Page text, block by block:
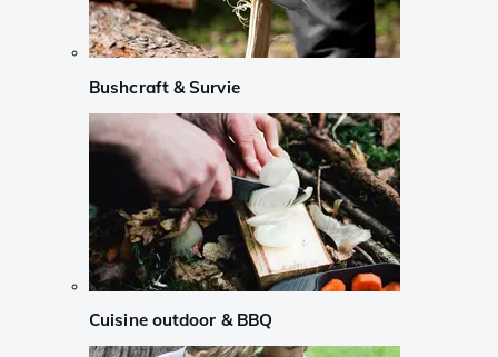
Bushcraft & Survie
Cuisine outdoor & BBQ